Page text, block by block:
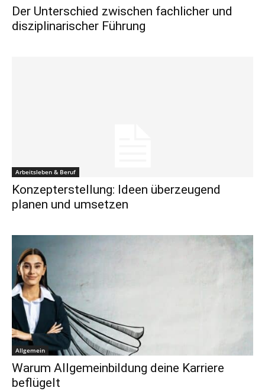
Der Unterschied zwischen fachlicher und
disziplinarischer Führung
Arbeitsleben & Beruf
Konzepterstellung: Ideen überzeugend
planen und umsetzen
Allgemein
Warum Allgemeinbildung deine Karriere
beflügelt